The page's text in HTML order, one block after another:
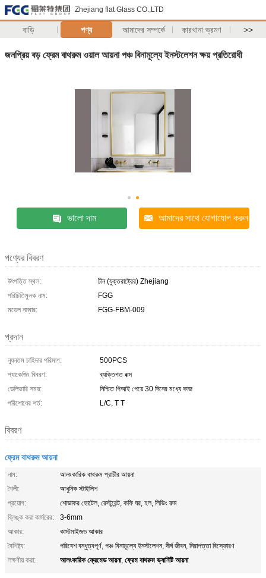
Zhejiang flat Glass CO.,LTD
বাড়ি পণ্য আমাদের সম্পর্কে কারখানা ভ্রমণ >>
জনপ্রিয় বড় ফ্রেম বাথরুম ওয়াল আয়না পঞ্চ বিনামূল্যে ইনস্টলেশন ক্ষয় প্রতিরোধী
ভালো দাম আমাদের সাথে যোগাযোগ করুন
পণ্যের বিবরণ
উৎপত্তি স্থল:
চীন (যুক্তরাষ্ট্রের) Zhejiang
পরিচিতিমুলক নাম:
FGG
মডেল নম্বার:
FGG-FBM-009
প্রদান
ন্যূনতম চাহিদার পরিমাণ:
500PCS
প্যাকেজিং বিবরণ:
ব্যক্তিগত বক্স
ডেলিভারি সময়:
নিশ্চিত পিআই পেয়ে 30 দিনের মধ্যে কাজ
পরিশোধের শর্ত:
L/C, T T
বিবরণ
ফ্রেম বাথরুম আয়না
নাম:
আলংকারিক বাথরুম প্রাচীর আয়না
শৈলী:
আধুনিক স্টাইলিশ
প্রয়োগ:
শোভাকর হোটেল, রেস্টুরেন্ট, কফি ঘর, হল, লিভিং রুম
ব্লিঙ্ক করা কার্সরের:
3-6mm
আকার:
কাস্টমাইজড আকার
বৈশিষ্ট্য:
পরিবেশ বন্ধুত্বপূর্ণ, পঞ্চ বিনামূল্যে ইনস্টলেশন, দীর্ঘ জীবন, নিরাপত্তা বিস্ফোরণ
লক্ষণীয় করা:
আলংকারিক ফ্রেমেড আয়না, ফ্রেম বাথরুম ভ্যানিটি আয়না